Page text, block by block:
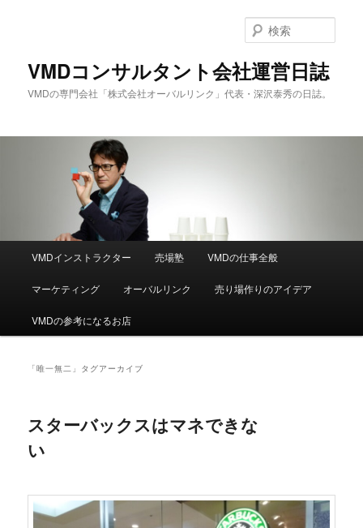
VMDコンサルタント会社運営日誌
VMDの専門会社「株式会社オーバルリンク」代表・深沢泰秀の日誌。
索
ュ
VMDインストラクター 売場塾 VMDの仕事全般
マーケティング オーバルリンク 売り場作りのアイデア
VMDの参考になるお店
「唯一無二 」タグアーカイブ
スターバックスはマネできな
い